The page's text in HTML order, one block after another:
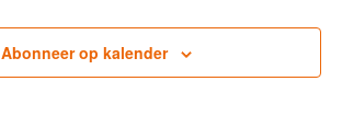
Abonneer op kalender